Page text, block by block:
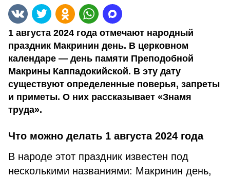
1 августа 2024 года отмечают народный
праздник Макринин день. В церковном
календаре — день памяти Преподобной
Макрины Каппадокийской. В эту дату
существуют определенные поверья, запреты
и приметы. О них рассказывает «Знамя
труда».
Что можно делать 1 августа 2024 года
В народе этот праздник известен под
несколькими названиями: Макринин день,